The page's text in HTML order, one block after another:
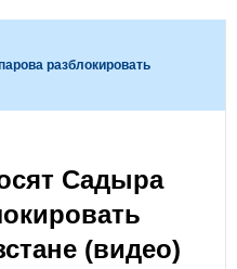
разблокировать
Садыра
(видео)